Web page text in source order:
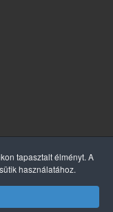
tapasztalt élményt. A
használatához.